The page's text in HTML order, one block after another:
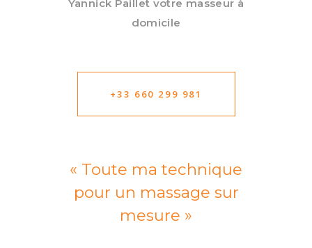
Yannick Paillet votre masseur à
domicile
+33 660 299 981
« Toute ma technique
pour un massage sur
mesure »